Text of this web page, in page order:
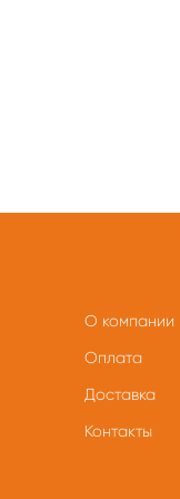
О компании
Оплата
Доставка
Контакты